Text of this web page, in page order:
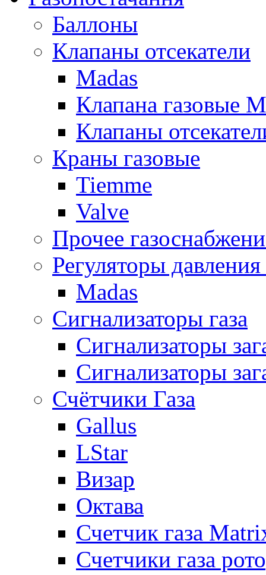
Баллоны
Клапаны отсекатели
Madas
Клапана газовые
Клапаны
Краны газовые
Tiemme
Valve
Прочее
Регуляторы давления
Madas
Сигнализаторы газа
Сигнализаторы
Сигнализаторы
Счётчики Газа
Gallus
LStar
Визар
Октава
Счетчик газа
Счетчики газа